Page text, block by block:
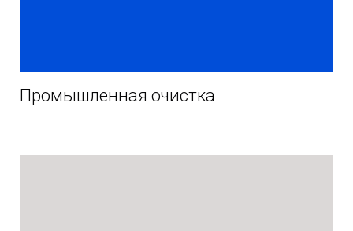
Промышленная очистка